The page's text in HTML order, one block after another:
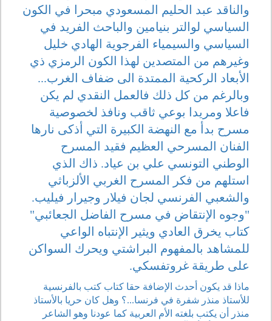
والناقد عبد الحليم المسعودي مبحرا في الكون
السياسي لوالتر بنيامين والباحث الفريد في
السياسي والسيمياء الفرجوية الهادي خليل
وغيرهم من المتصدين لهذا الكون الرمزي ذي
الأبعاد الركحية الممتدة الى ضفاف الغرب...
وبالرغم من كل ذلك فالعمل النقدي لم يكن
فاعلا ومريدا بوعي ثاقب ونافذ لخصوصية
مسرح بدأ مع النهضة الكبيرة التي أذكى نارها
الفنان المسرحي العظيم فقيد المسرح
الوطني التونسي علي بن عياد. ذاك الذي
استلهم من فكر المسرح الغربي الألزباثي
والشعبي الفرنسي لجان فيلار وجيرار فيليب.
"وجوه الإنتقاض في مسرح الفاضل الجعائبي"
كتاب يخرق العادي ويثير الإنتباه الواعي
للمشاهد بالمفهوم البراشتي ويحرك السواكن
على طريقة غروتفسكي.
ماذا قد يكون أحدث الإضافة حقا كتاب كتب بالفرنسية
للأستاذ منذر شفرة في فرنسا...؟ وهل كان حريا بالأستاذ
منذر أن يكتب بلغته الأم العربية كما عودنا وهو الشاعر